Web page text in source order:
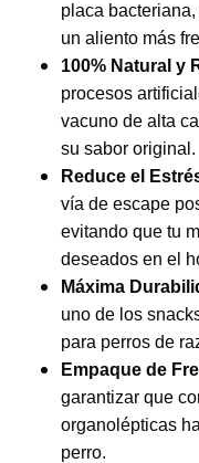
placa
un aliento más
100% Natural y
procesos
vacuno de alta
su sabor original.
Reduce el
vía de escape
evitando que tu
deseados en el
Máxima
uno de los
para perros de
Empaque de
garantizar que
organolépticas
perro.